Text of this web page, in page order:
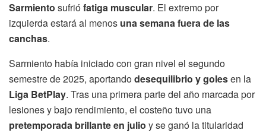
Sarmiento sufriófatiga muscular. El extremo por
izquierda estará al menos una semana fuera de las
canchas.
Sarmiento había iniciado con gran nivel el segundo
semestre de 2025, aportandodesequilibrio y golesen la
Liga BetPlay. Tras una primera parte del año marcada por
lesiones y bajo rendimiento, el costeño tuvo una
pretemporada brillante en julio y se ganó la titularidad